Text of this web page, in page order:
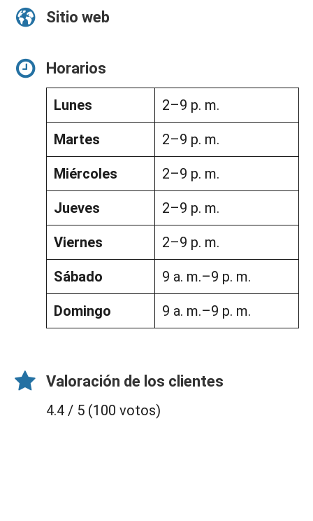
Sitio web
Horarios
Lunes 2–9 p. m.
Martes 2–9 p. m.
Miércoles 2–9 p. m.
Jueves 2–9 p. m.
Viernes 2–9 p. m.
Sábado 9 a. m.–9 p. m.
Domingo 9 a. m.–9 p. m.
Valoración de los clientes
4.4 / 5 (100 votos)